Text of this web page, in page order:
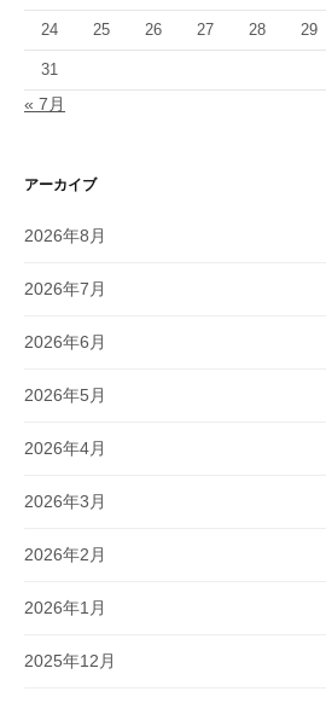
24 25 26 27 28 29
31
« 7月
アーカイブ
2026年8月
2026年7月
2026年6月
2026年5月
2026年4月
2026年3月
2026年2月
2026年1月
2025年12月